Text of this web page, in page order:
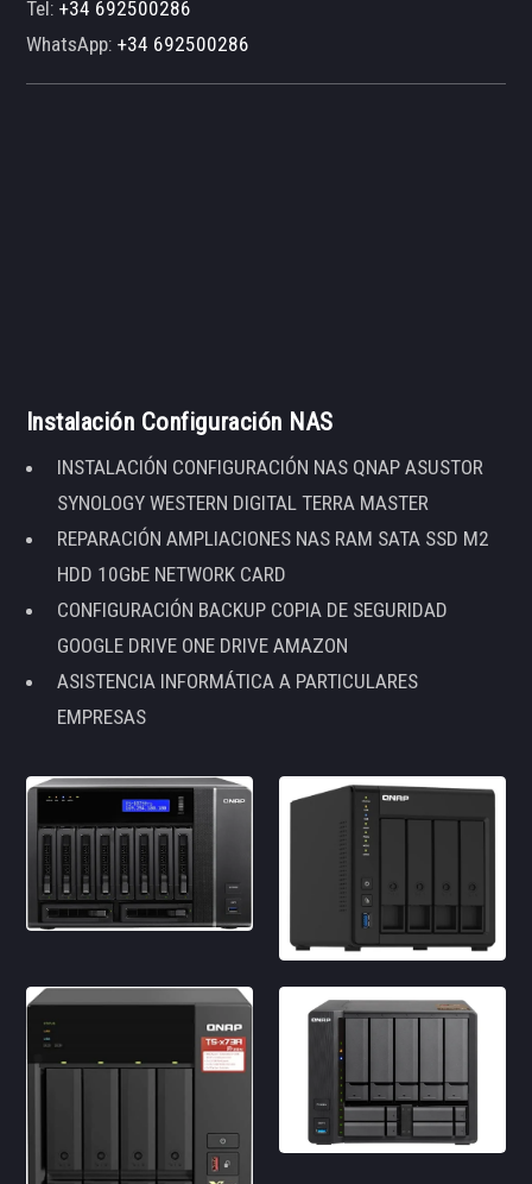
Tel:+34 692500286
WhatsApp:+34 692500286
Instalación Configuración NAS
INSTALACIÓN CONFIGURACIÓN NAS QNAP ASUSTOR
SYNOLOGY WESTERN DIGITAL TERRA MASTER
REPARACIÓN AMPLIACIONES NAS RAM SATA SSD M2
HDD 10GbE NETWORK CARD
CONFIGURACIÓN BACKUP COPIA DE SEGURIDAD
GOOGLE DRIVE ONE DRIVE AMAZON
ASISTENCIA INFORMÁTICA A PARTICULARES
EMPRESAS